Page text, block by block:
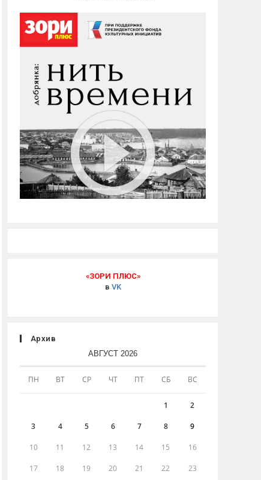
«ЗОРИ ПЛЮС»
в VK
Архив
АВГУСТ 2026
ПН ВТ СР ЧТ ПТ СБ ВС
1 2
3 4 5 6 7 8 9
10 11 12 13 14 15 16
17 18 19 20 21 22 23